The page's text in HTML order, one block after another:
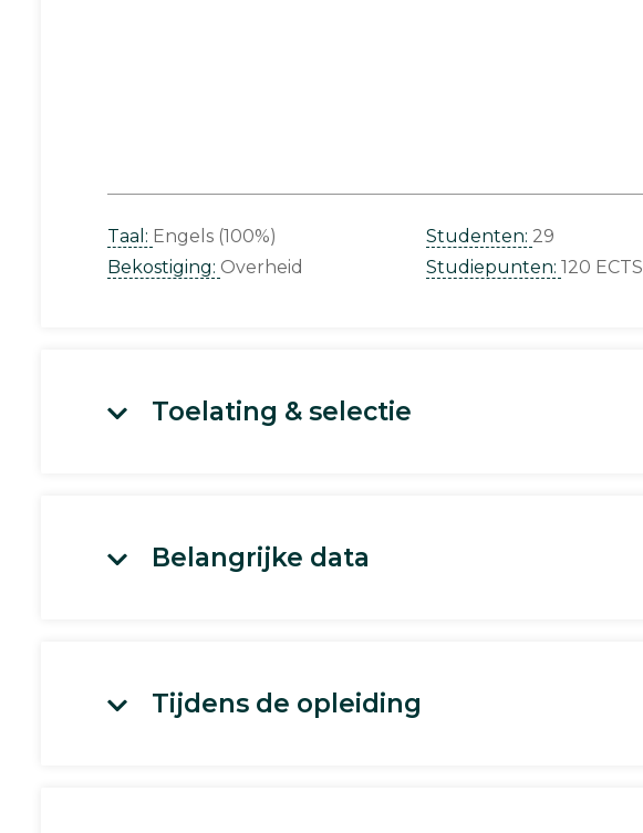
Taal: Engels (100%)
Bekostiging: Overheid
Studenten: 29
Studiepunten: 120 ECTS
Toelating & selectie
Belangrijke data
Tijdens de opleiding